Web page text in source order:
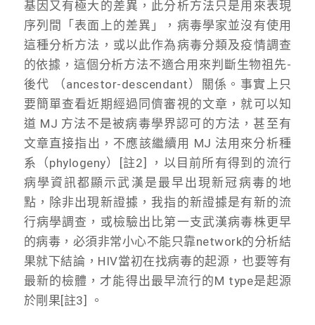
基因又有極大的差異，此分析方法只是用來表現
序列間「表面上的差異」，病毒學家並沒有使用
這種分析方法，或以此作為病毒分類及疫情調查
的依據，這個分析方法不適合用來判斷生物祖先-
後代 （ancestor-descendant）關係。事實上只
要簡單查看近期經過同儕審視的文章，就可以知
道 MJ 方法不是被病毒學界認可的方法，甚至有
文章直接指出，不應該繼續用 MJ 法用來分析種
系（phylogeny）[註2] ，以目前所有得到的流行
病學資訊都顯示武漢是最早出現新冠病毒的地
點，除非出現新證據，我指的新證據是有新的流
行病學調查，或檢驗出比第一支武漢病毒株更早
的病毒，必須非常小心不能只靠network的分析結
果就下結論，HIV當初在找病毒的起源，也要等有
最新的檢體，才能得出最早流行的M type是起源
於剛果[註3] 。